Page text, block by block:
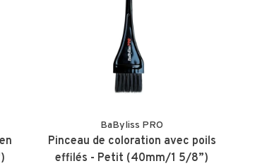
BaByliss PRO
Pinceau de coloration avec poils
effilés - Petit (40mm/1 5/8”)